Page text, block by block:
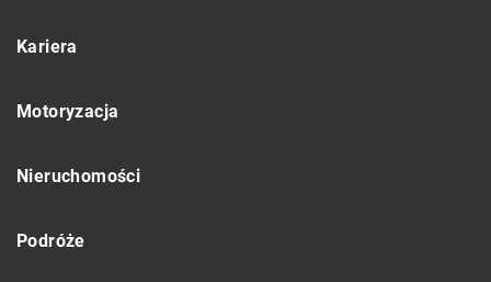
Kariera
Motoryzacja
Nieruchomości
Podróże